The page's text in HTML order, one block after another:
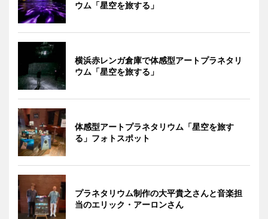
ウム「星空を旅する」
横浜赤レンガ倉庫で体感型アートプラネタリ
ウム「星空を旅する」
体感型アートプラネタリウム「星空を旅す
る」フォトスポット
プラネタリウム制作の大平貴之さんと音楽担
当のエリック・アーロンさん